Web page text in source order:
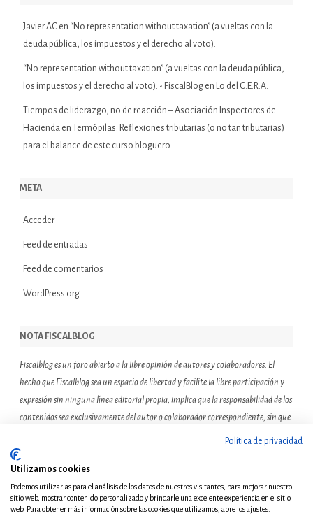
Javier AC en “No representation without taxation” (a vueltas con la
deuda pública, los impuestos y el derecho al voto).
“No representation without taxation” (a vueltas con la deuda pública,
los impuestos y el derecho al voto). - FiscalBlog en Lo del C.E.R.A.
Tiempos de liderazgo, no de reacción – Asociación Inspectores de
Hacienda en
Termópilas. Reflexiones tributarias (o no tan tributarias)
para el balance de este curso bloguero
META
Acceder
Feed de entradas
Feed de comentarios
WordPress.org
NOTA FISCALBLOG
Fiscalblog es un foro abierto a la libre opinión de autores y colaboradores. El
hecho que Fiscalblog sea un espacio de libertad y facilite la libre participación y
expresión sin ninguna línea editorial propia, implica que la responsabilidad de los
contenidos sea exclusivamente del autor o colaborador correspondiente, sin que
ello suponga que el resto de miembros de la comunidad de Fiscalblog asuman o
compartan las reflexiones u opiniones expresadas.
Política de privacidad
Utilizamos cookies
Podemos utilizarlas para el análisis de los datos de nuestros visitantes, para mejorar nuestro
sitio web, mostrar contenido personalizado y brindarle una excelente experiencia en el sitio
web. Para obtener más información sobre las cookies que utilizamos, abre los ajustes.